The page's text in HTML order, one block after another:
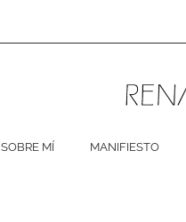
SOBRE MÍ MANIFIESTO